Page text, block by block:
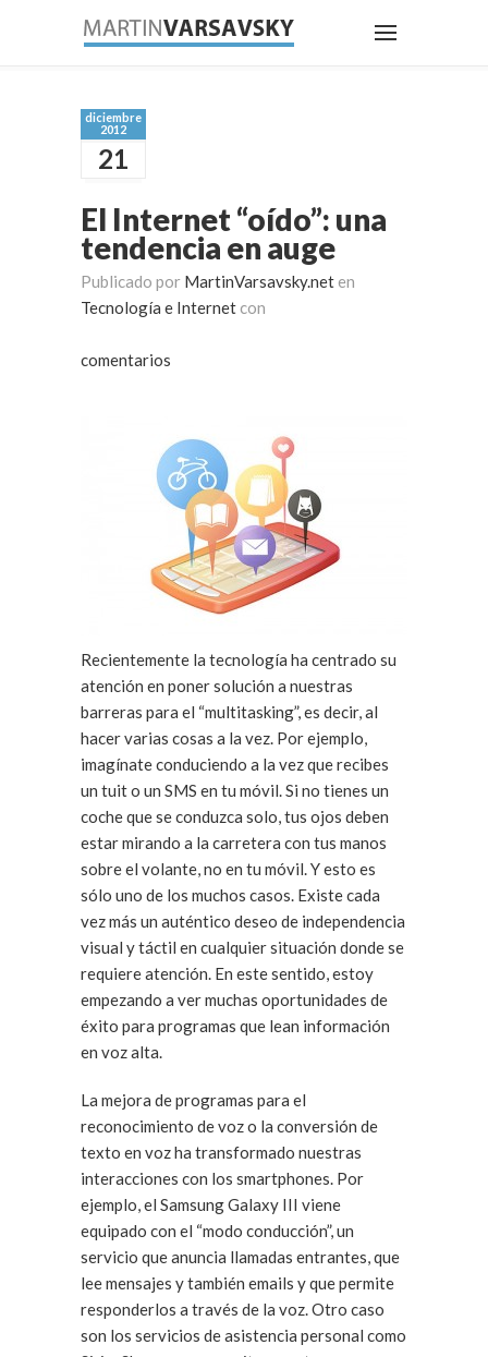
diciembre
2012
21
El Internet “oído”: una
tendencia en auge
Publicado por MartinVarsavsky.net en
Tecnología e Internet con
comentarios
Recientemente la tecnología ha centrado su
atención en poner solución a nuestras
barreras para el “multitasking”, es decir, al
hacer varias cosas a la vez. Por ejemplo,
imagínate conduciendo a la vez que recibes
un tuit o un SMS en tu móvil. Si no tienes un
coche que se conduzca solo, tus ojos deben
estar mirando a la carretera con tus manos
sobre el volante, no en tu móvil. Y esto es
sólo uno de los muchos casos. Existe cada
vez más un auténtico deseo de independencia
visual y táctil en cualquier situación donde se
requiere atención. En este sentido, estoy
empezando a ver muchas oportunidades de
éxito para programas que lean información
en voz alta.
La mejora de programas para el
reconocimiento de voz o la conversión de
texto en voz ha transformado nuestras
interacciones con los smartphones. Por
ejemplo, el Samsung Galaxy III viene
equipado con el “modo conducción”, un
servicio que anuncia llamadas entrantes, que
lee mensajes y también emails y que permite
responderlos a través de la voz. Otro caso
son los servicios de asistencia personal como